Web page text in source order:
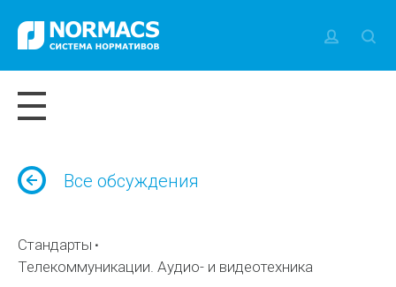
Все обсуждения
Стандарты
Телекоммуникации. Аудио- и видеотехника